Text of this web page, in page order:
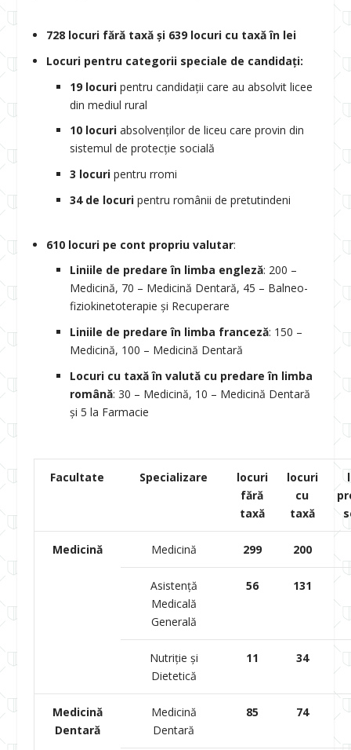
728 locuri fără taxă și 639 locuri cu taxă în lei
Locuri pentru categorii speciale de candidați:
19 locuripentru candidații care au absolvit licee
din mediul rural
10 locuriabsolvenților de liceu care provin din
sistemul de protecție socială
3 locuripentru rromi
34 de locuripentru românii de pretutindeni
610 locuri pe cont propriu valutar:
Liniile de predare în limba engleză: 200 –
Medicină, 70 – Medicină Dentară, 45 – Balneo-
fiziokinetoterapie și Recuperare
Liniile de predare în limba franceză: 150 –
Medicină, 100 – Medicină Dentară
Locuri cu taxă în valută cu predare în limba
română: 30 – Medicină, 10 – Medicină Dentară
și 5 la Farmacie
Facultate Specializare
locuri
fără
taxă
locuri
cu
taxă
Medicină Medicină 299 200
Asistență
Medicală
Generală
56 131
Nutriție și
Dietetică
11 34
Medicină
Dentară
Medicină
Dentară
85 74